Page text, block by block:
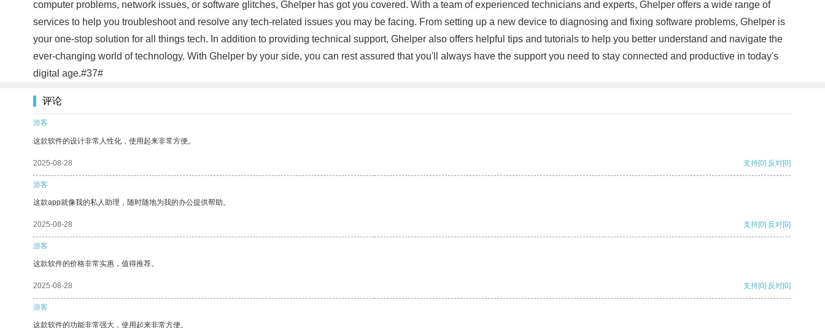
computer problems, network issues, or software glitches, Ghelper has got you covered. With a team of experienced technicians and experts, Ghelper offers a wide range of
services to help you troubleshoot and resolve any tech-related issues you may be facing. From setting up a new device to diagnosing and fixing software problems, Ghelper is
your one-stop solution for all things tech. In addition to providing technical support, Ghelper also offers helpful tips and tutorials to help you better understand and navigate the
ever-changing world of technology. With Ghelper by your side, you can rest assured that you'll always have the support you need to stay connected and productive in today's
digital age.#37#
评论
游客
这款软件的设计非常人性化，使用起来非常方便。
2025-08-28 支持[0] 反对[0]
游客
这款app就像我的私人助理，随时随地为我的办公提供帮助。
2025-08-28 支持[0] 反对[0]
游客
这款软件的价格非常实惠，值得推荐。
2025-08-28 支持[0] 反对[0]
游客
这款软件的功能非常强大，使用起来非常方便。